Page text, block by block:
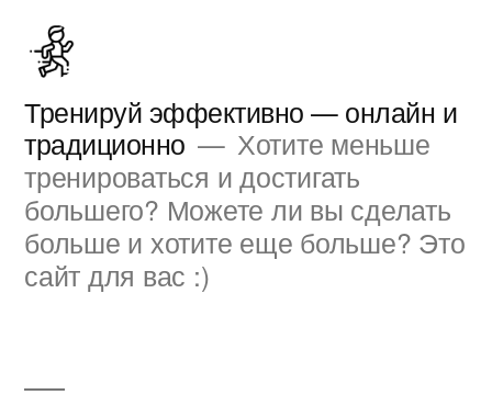
Перейти
содержимому
Тренируй эффективно — онлайн и
традиционно
Хотите меньше
тренироваться и достигать
большего? Можете ли вы сделать
больше и хотите еще больше? Это
сайт для вас :)